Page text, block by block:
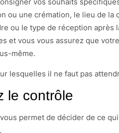
ou une crémation, le lieu de la
ou le type de réception après
et vous vous assurez que
même.
lesquelles il ne faut pas
le contrôle
permet de décider de ce